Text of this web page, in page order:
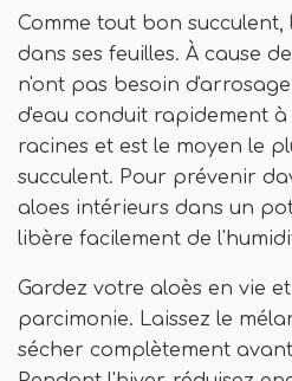
Comme tout bon succulent,
dans ses feuilles. À cause
n'ont pas besoin
d'eau conduit rapidement
racines et est le moyen le
succulent. Pour prévenir
aloes intérieurs dans un
libère facilement de
Gardez votre aloès en vie
parcimonie. Laissez le
sécher complètement